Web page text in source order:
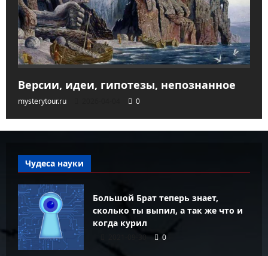
Версии, идеи, гипотезы, непознанное
mysterytour.ru 0
Чудеса науки
Большой Брат теперь знает,
сколько ты выпил, а так же что и
когда курил
2021-09-30 0